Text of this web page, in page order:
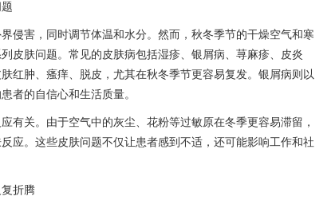
侵害，同时调节体温和水分。然而，秋冬季节的干燥空气和寒
皮肤问题。常见的皮肤病包括湿疹、银屑病、荨麻疹、皮炎
红肿、瘙痒、脱皮，尤其在秋冬季节更容易复发。银屑病则以
者的自信心和生活质量。
有关。由于空气中的灰尘、花粉等过敏原在冬季更容易滞留，
应。这些皮肤问题不仅让患者感到不适，还可能影响工作和社
折腾